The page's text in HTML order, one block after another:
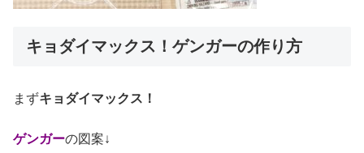
キョダイマックス！ゲンガーの作り方
まずキョダイマックス！
ゲンガーの図案↓